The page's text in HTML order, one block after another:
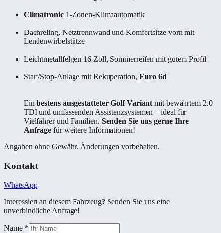
Climatronic 1-Zonen-Klimaautomatik
Dachreling, Netztrennwand und Komfortsitze vorn mit
Lendenwirbelstütze
Leichtmetallfelgen 16 Zoll, Sommerreifen mit gutem Profil
Start/Stop-Anlage mit Rekuperation, Euro 6d
Ein bestens ausgestatteter Golf Variant mit bewährtem 2.0
TDI und umfassenden Assistenzsystemen – ideal für
Vielfahrer und Familien. Senden Sie uns gerne Ihre
Anfrage für weitere Informationen!
Angaben ohne Gewähr. Änderungen vorbehalten.
Kontakt
WhatsApp
Interessiert an diesem Fahrzeug? Senden Sie uns eine
unverbindliche Anfrage!
Name *